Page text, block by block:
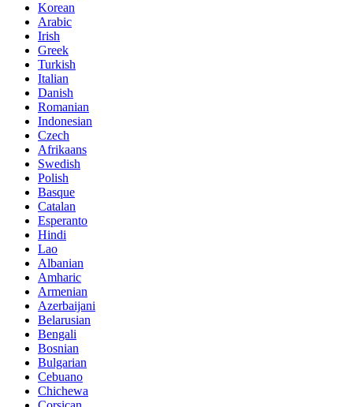
Korean
Arabic
Irish
Greek
Turkish
Italian
Danish
Romanian
Indonesian
Czech
Afrikaans
Swedish
Polish
Basque
Catalan
Esperanto
Hindi
Lao
Albanian
Amharic
Armenian
Azerbaijani
Belarusian
Bengali
Bosnian
Bulgarian
Cebuano
Chichewa